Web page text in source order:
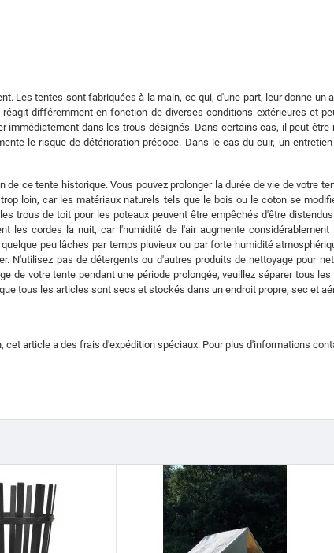
Les tentes sont fabriquées à la main, ce qui, d'une part, leur donne un
différemment en fonction de diverses conditions extérieures et
immédiatement dans les trous désignés. Dans certains cas, il peut
le risque de détérioration précoce. Dans le cas du cuir, un
de cetente historique. Vous pouvez prolonger la durée de vie de votre
loin, car les matériaux naturels tels que le bois ou le coton se
trous de toit pour les poteaux peuvent être empêchés d'être
les cordes la nuit, car l'humidité de l'air augmente
peu lâches par temps pluvieux ou par forte humidité
N'utilisez pas de détergents ou d'autres produits de nettoyage pour
de votre tente pendant une période prolongée, veuillez séparer tous
tous les articles sont secs et stockés dans un endroit propre, sec et
article a des frais d'expédition spéciaux. Pour plus d'informations